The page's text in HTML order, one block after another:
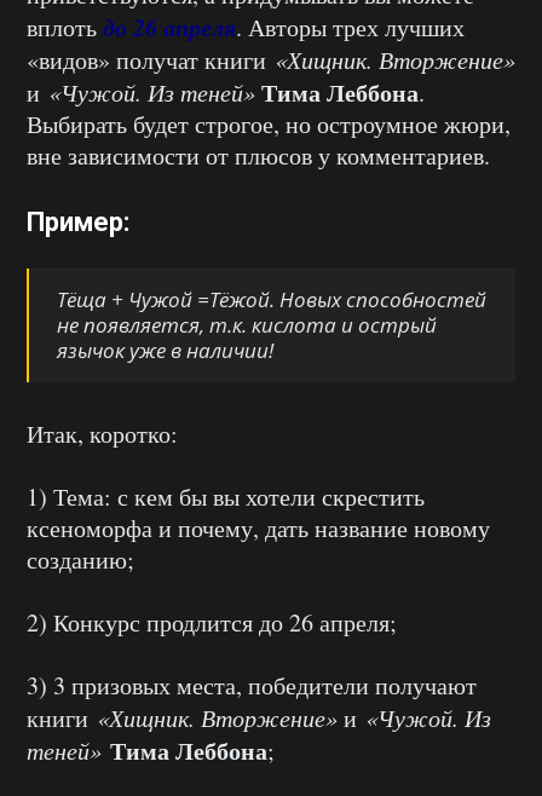
вплотьдо 26 апреля. Авторы трех лучших
«видов» получат книги «Хищник. Вторжение»
и «Чужой. Из теней»ТимаЛеббона.
Выбирать будет строгое, но остроумное жюри,
вне зависимости от плюсов у комментариев.
Пример:
Тёща + Чужой =Тёжой. Новых способностей
не появляется, т.к. кислота и острый
язычок уже в наличии!
Итак, коротко:
1) Тема: с кем бы вы хотели скрестить
ксеноморфа и почему, дать название новому
созданию;
2) Конкурс продлится до 26 апреля;
3) 3 призовых места, победители получают
книги «Хищник. Вторжение»и «Чужой. Из
теней» ТимаЛеббона;